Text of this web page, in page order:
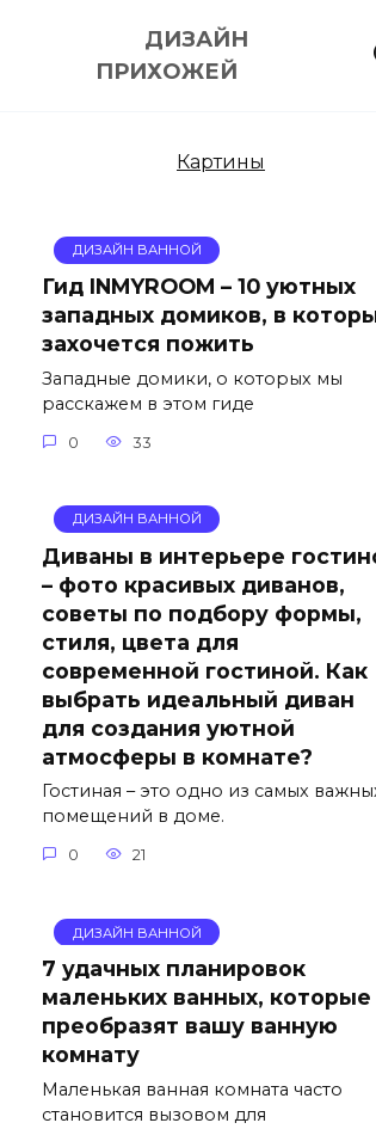
ДИЗАЙН
ПРИХОЖЕЙ
Картины
ДИЗАЙН ВАННОЙ
Гид INMYROOM – 10 уютных
западных домиков, в
захочется пожить
Западные домики, о которых мы
расскажем в этом гиде
0 33
ДИЗАЙН ВАННОЙ
Диваны в интерьере
– фото красивых диванов,
советы по подбору формы,
стиля, цвета для
современной гостиной. Как
выбрать идеальный диван
для создания уютной
атмосферы в комнате?
Гостиная – это одно из самых
помещений в доме.
0 21
ДИЗАЙН ВАННОЙ
7 удачных планировок
маленьких ванных, которые
преобразят вашу ванную
комнату
Маленькая ванная комната часто
становится вызовом для